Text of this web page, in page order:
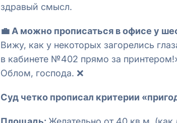
здравый смысл.
💼 А можно прописаться в офисе у
Вижу, как у некоторых загорелись
в кабинете №402 прямо за
Облом, господа. ❌
Суд четко прописал критерии